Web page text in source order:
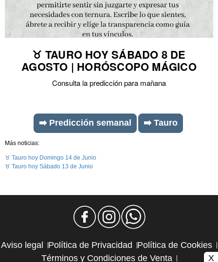
♉ TAURO HOY SÁBADO 8 DE
AGOSTO | HORÓSCOPO MÁGICO
Consulta la predicción para mañana
➡️ Predicción semanal ➡️ Tauro
Más noticias:
♉ Tauro hoy Domingo 14 de Junio
♉ Tauro hoy Sábado 13 de Junio
Aviso legal Política de Privacidad
Política de Cookies
Términos y Condiciones de Venta
X